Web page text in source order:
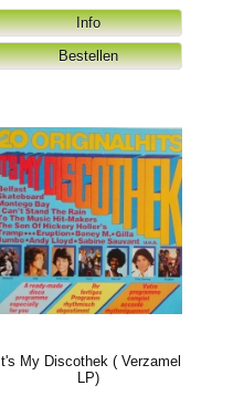
It's My Discothek ( Verzamel
LP)